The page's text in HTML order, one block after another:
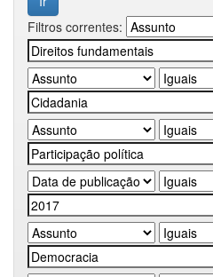
Filtros correntes: